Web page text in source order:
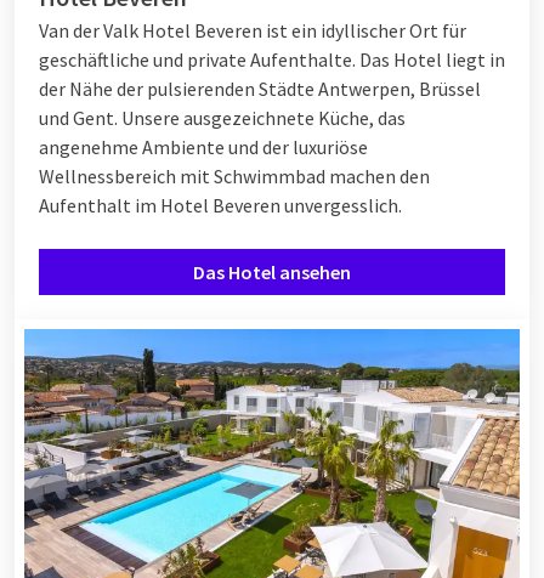
Van der Valk Hotel Beveren ist ein idyllischer Ort für
geschäftliche und private Aufenthalte. Das Hotel liegt in
der Nähe der pulsierenden Städte Antwerpen, Brüssel
und Gent. Unsere ausgezeichnete Küche, das
angenehme Ambiente und der luxuriöse
Wellnessbereich mit Schwimmbad machen den
Aufenthalt im Hotel Beveren unvergesslich.
Das Hotel ansehen